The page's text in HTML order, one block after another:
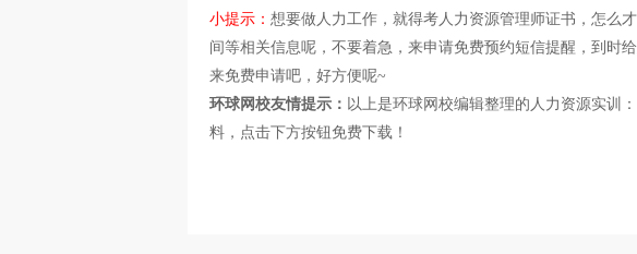
小提示： 想要做人力工作，就得考人力资源管理师证书，怎么
间等相关信息呢，不要着急，来申请免费预约短信提醒，到时
来免费申请吧，好方便呢~
环球网校友情提示： 以上是环球网校编辑整理的人力资源实训
料，点击下方按钮免费下载！